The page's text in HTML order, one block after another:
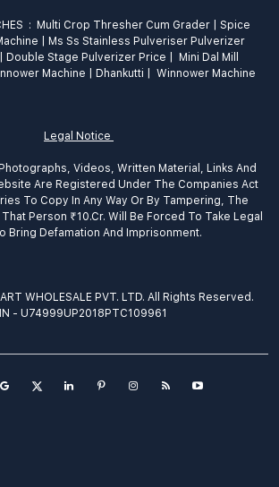
: Multi Crop Thresher Cum Grader
Spice
Ms Ss Stainless Pulveriser Pulverizer
Double Stage Pulverizer Price |
Mini Dal Mill
Machine Dhankutti Winnower Machine
Legal Notice
Videos, Written Material, Links And
Are Registered Under The Companies Act
To Copy In Any Way Or By Tampering, The
Person ₹10.Cr. Will Be Forced To Take Legal
Bring Defamation And Imprisonment.
WHOLESALE PVT. LTD. All Rights Reserved.
- U74999UP2018PTC109961